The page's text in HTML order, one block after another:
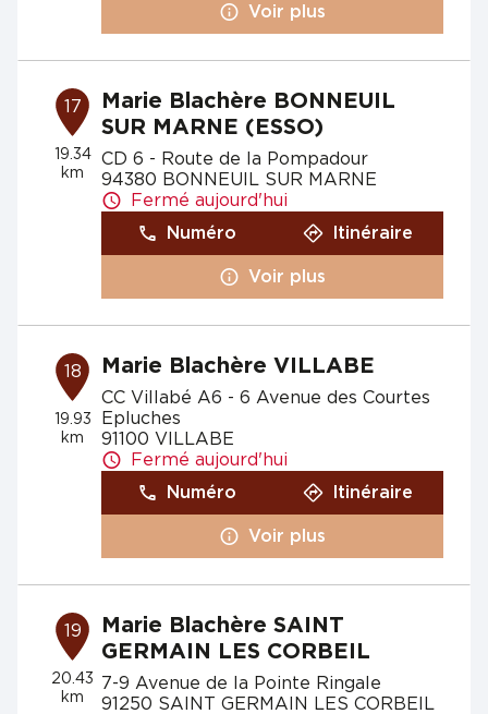
Voir plus
17
19.34
km
Marie Blachère BONNEUIL
SUR MARNE (ESSO)
CD 6 - Route de la Pompadour
94380 BONNEUIL SUR MARNE
Fermé aujourd'hui
Numéro
Itinéraire
Voir plus
18
19.93
km
Marie Blachère VILLABE
CC Villabé A6 - 6 Avenue des Courtes
Epluches
91100 VILLABE
Fermé aujourd'hui
Numéro
Itinéraire
Voir plus
19
20.43
km
Marie Blachère SAINT
GERMAIN LES CORBEIL
7-9 Avenue de la Pointe Ringale
91250 SAINT GERMAIN LES CORBEIL